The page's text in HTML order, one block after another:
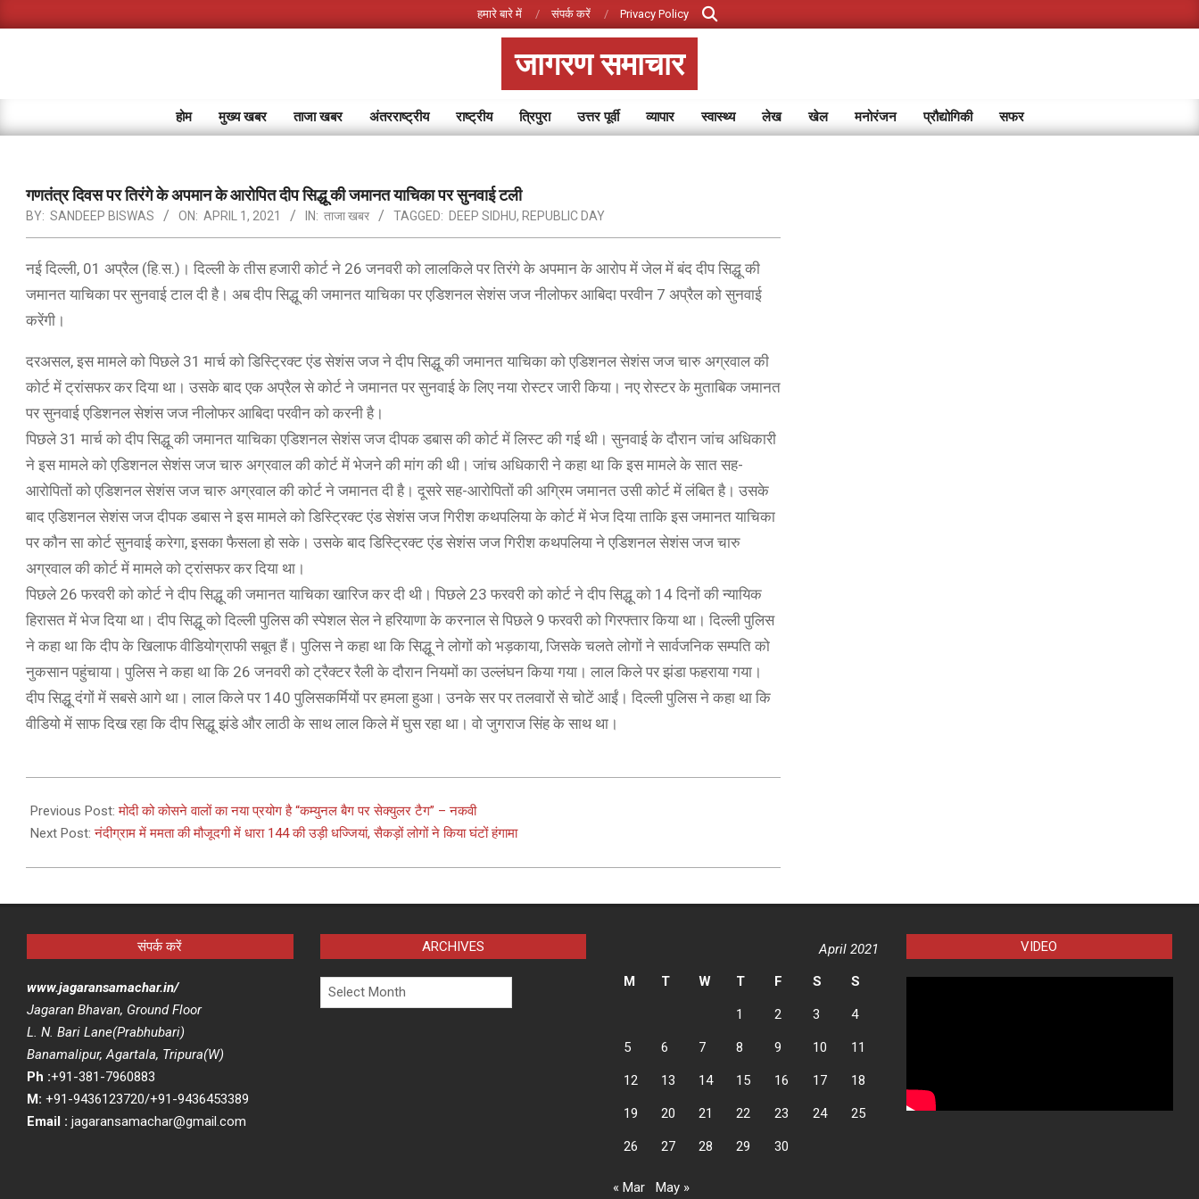
to
हमारे बारे में संपर्क करें Privacy Policy
Search
जागरण समाचार
Primary
होम मुख्य खबर ताजा खबर अंतरराष्ट्रीय राष्ट्रीय त्रिपुरा उत्तर पूर्वी व्यापार स्वास्थ्य लेख खेल मनोरंजन प्रौद्योगिकी सफर
गणतंत्र दिवस पर तिरंगे के अपमान के आरोपित दीप सिद्धू की जमानत याचिका पर सुनवाई टली
BY: SANDEEP BISWAS ON: APRIL 1, 2021 IN: ताजा खबर TAGGED: ​​DEEP SIDHU, REPUBLIC DAY
नई दिल्ली, 01 अप्रैल (हि.स.)। दिल्ली के तीस हजारी कोर्ट ने 26 जनवरी को लालकिले पर तिरंगे के अपमान के आरोप में जेल में बंद दीप सिद्धू की
जमानत याचिका पर सुनवाई टाल दी है। अब दीप सिद्धू की जमानत याचिका पर एडिशनल सेशंस जज नीलोफर आबिदा परवीन 7 अप्रैल को सुनवाई
करेंगी।
दरअसल, इस मामले को पिछले 31 मार्च को डिस्ट्रिक्ट एंड सेशंस जज ने दीप सिद्धू की जमानत याचिका को एडिशनल सेशंस जज चारु अग्रवाल की
कोर्ट में ट्रांसफर कर दिया था। उसके बाद एक अप्रैल से कोर्ट ने जमानत पर सुनवाई के लिए नया रोस्टर जारी किया। नए रोस्टर के मुताबिक जमानत
पर सुनवाई एडिशनल सेशंस जज नीलोफर आबिदा परवीन को करनी है।
पिछले 31 मार्च को दीप सिद्धू की जमानत याचिका एडिशनल सेशंस जज दीपक डबास की कोर्ट में लिस्ट की गई थी। सुनवाई के दौरान जांच अधिकारी
ने इस मामले को एडिशनल सेशंस जज चारु अग्रवाल की कोर्ट में भेजने की मांग की थी। जांच अधिकारी ने कहा था कि इस मामले के सात सह-
आरोपितों को एडिशनल सेशंस जज चारु अग्रवाल की कोर्ट ने जमानत दी है। दूसरे सह-आरोपितों की अग्रिम जमानत उसी कोर्ट में लंबित है। उसके
बाद एडिशनल सेशंस जज दीपक डबास ने इस मामले को डिस्ट्रिक्ट एंड सेशंस जज गिरीश कथपलिया के कोर्ट में भेज दिया ताकि इस जमानत याचिका
पर कौन सा कोर्ट सुनवाई करेगा, इसका फैसला हो सके। उसके बाद डिस्ट्रिक्ट एंड सेशंस जज गिरीश कथपलिया ने एडिशनल सेशंस जज चारु
अग्रवाल की कोर्ट में मामले को ट्रांसफर कर दिया था।
पिछले 26 फरवरी को कोर्ट ने दीप सिद्धू की जमानत याचिका खारिज कर दी थी। पिछले 23 फरवरी को कोर्ट ने दीप सिद्धू को 14 दिनों की न्यायिक
हिरासत में भेज दिया था। दीप सिद्धू को दिल्ली पुलिस की स्पेशल सेल ने हरियाणा के करनाल से पिछले 9 फरवरी को गिरफ्तार किया था। दिल्ली पुलिस
ने कहा था कि दीप के खिलाफ वीडियोग्राफी सबूत हैं। पुलिस ने कहा था कि सिद्धू ने लोगों को भड़काया, जिसके चलते लोगों ने सार्वजनिक सम्पति को
नुकसान पहुंचाया। पुलिस ने कहा था कि 26 जनवरी को ट्रैक्टर रैली के दौरान नियमों का उल्लंघन किया गया। लाल किले पर झंडा फहराया गया।
दीप सिद्धू दंगों में सबसे आगे था। लाल किले पर 140 पुलिसकर्मियों पर हमला हुआ। उनके सर पर तलवारों से चोटें आईं। दिल्ली पुलिस ने कहा था कि
वीडियो में साफ दिख रहा कि दीप सिद्धू झंडे और लाठी के साथ लाल किले में घुस रहा था। वो जुगराज सिंह के साथ था।
04-
01
Previous Post:मोदी को कोसने वालों का नया प्रयोग है “कम्युनल बैग पर सेक्युलर टैग” – नकवी
Next Post:नंदीग्राम में ममता की मौजूदगी में धारा 144 की उड़ी धज्जियां, सैकड़ों लोगों ने किया घंटों हंगामा
संपर्क करें
www.jagaransamachar.in/
Jagaran Bhavan, Ground Floor
L. N. Bari Lane(Prabhubari)
Banamalipur, Agartala, Tripura(W)
Ph :+91-381-7960883
M: +91-9436123720/+91-9436453389
Email : jagaransamachar@gmail.com
ARCHIVES
Archives
April 2021
M
T W T F S S
1 2 3 4
5 6 7 8 9 10 11
12 13 14 15 16 17 18
19 20 21 22 23 24 25
26 27 28 29 30
« Mar May »
VIDEO